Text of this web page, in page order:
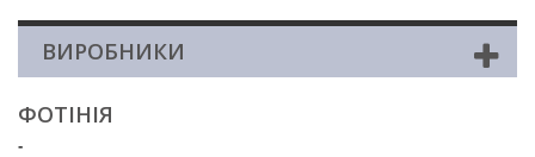
ВИРОБНИКИ
ФОТІНІЯ
-